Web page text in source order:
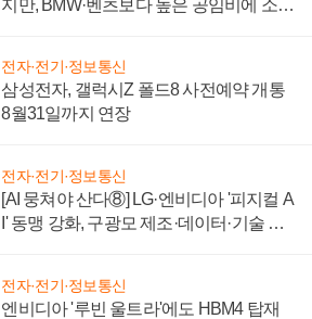
지만, BMW·벤츠보다 높은 공임비에 소비
전자·전기·정보통신
삼성전자, 갤럭시Z 폴드8 사전예약 개통
8월31일까지 연장
전자·전기·정보통신
[AI 뭉쳐야 산다⑧] LG·엔비디아 '피지컬 A
I' 동맹 강화, 구광모 제조·데이터·기술 결
전자·전기·정보통신
엔비디아 '루빈 울트라'에도 HBM4 탑재